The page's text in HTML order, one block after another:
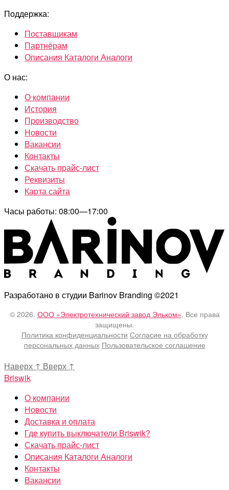
Поддержка:
Поставщикам
Партнёрам
Описания Каталоги Аналоги
О нас:
О компании
История
Производство
Новости
Вакансии
Контакты
Скачать прайс-лист
Реквизиты
Карта сайта
Часы работы: 08:00—17:00
Разработано в студии Barinov Branding ©2021
© 2026. ООО «Электротехнический завод Эльком». Все права
защищены.
Политика конфиденциальности Согласие на обработку
персональных данных Пользовательское соглашение
Наверх ↑ Вверх ↑
Briswik
О компании
Новости
Доставка и оплата
Где купить выключатели Briswik?
Скачать прайс-лист
Описания Каталоги Аналоги
Контакты
Вакансии